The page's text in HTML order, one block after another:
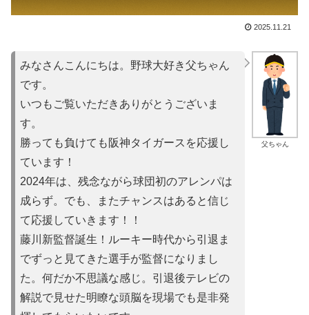
2025.11.21
父ちゃん
みなさんこんにちは。野球大好き父ちゃん
です。
いつもご覧いただきありがとうございま
す。
勝っても負けても阪神タイガースを応援し
ています！
2024年は、残念ながら球団初のアレンパは
成らず。でも、またチャンスはあると信じ
て応援していきます！！
藤川新監督誕生！ルーキー時代から引退ま
でずっと見てきた選手が監督になりまし
た。何だか不思議な感じ。引退後テレビの
解説で見せた明瞭な頭脳を現場でも是非発